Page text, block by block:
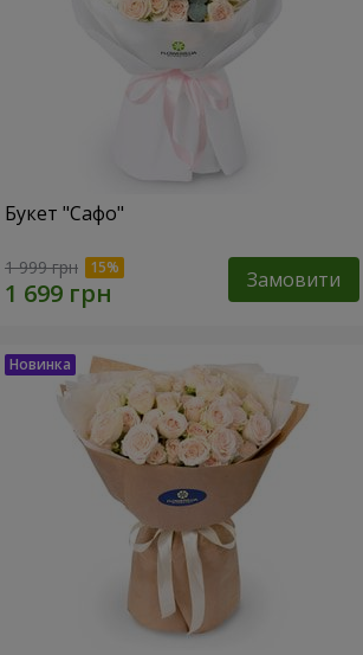
Букет "Сафо"
1 999 грн Замовити